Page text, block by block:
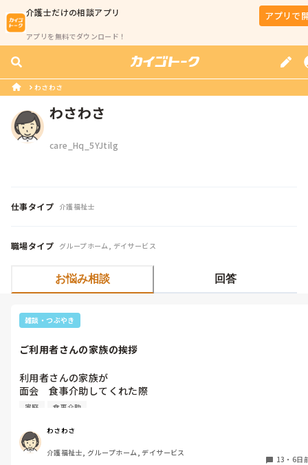
介護士だけの相談アプリ
アプリを無料でダウンロード！
アプリで
わさわさ
わさわさ
care_Hq_5YJtilg
仕事タイプ 介護福祉士
職場タイプ グループホーム, デイサービス
お悩み相談 回答
雑談・つぶやき
ご利用者さんの家族の挨拶
利用者さんの家族が
面会　食事介助してくれた際
いつものように、ご苦労様です。と
ご苦労様は業者に言う言葉
家族はお客さんだから
ご苦労様でなく、ありがとうございますと言わないと駄目‼️
家庭 食事介助
わさわさ
介護福祉士, グループホーム, デイサービス
13 ・ 6日